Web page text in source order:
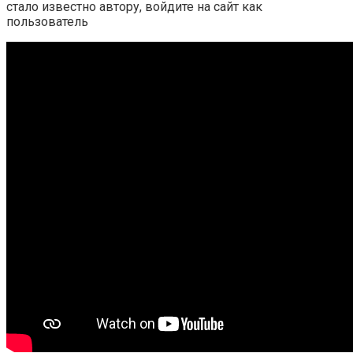
стало известно автору, войдите на сайт как
пользователь